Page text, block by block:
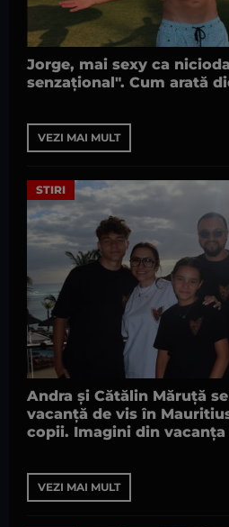
Jorge, mai sexy ca
senzațional". Cum arată
VEZI MAI MULT
STIRI
Andra și Cătălin Măruță
vacanță de vis în
copii. Imagini din vacanța
VEZI MAI MULT